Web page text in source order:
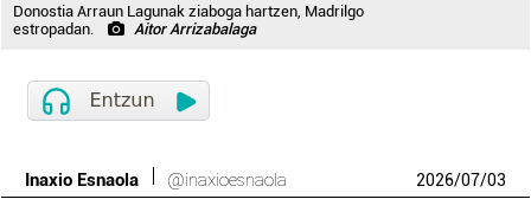
Donostia Arraun Lagunak ziaboga hartzen, Madrilgo
estropadan.
Aitor Arrizabalaga
Inaxio Esnaola @inaxioesnaola 2026/07/03